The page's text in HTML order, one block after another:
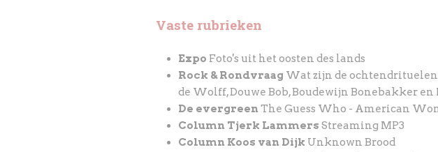
Vaste rubrieken
Expo Foto's uit het oosten des lands
Rock & Rondvraag Wat zijn de
de Wolff, Douwe Bob, Boudewijn Bonebakker
De evergreenThe Guess Who - American
Column Tjerk Lammers Streaming MP3
Column Koos van Dijk Unknown Brood